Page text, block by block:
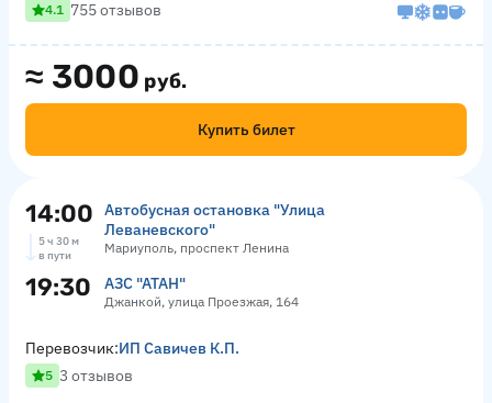
≈ 3000 руб.
Купить билет
4.1 755 отзывов
14:00
Автобусная остановка "Улица
Леваневского"
Мариуполь, проспект Ленина
5 ч 30 м
в пути
19:30 АЗС "АТАН"
Джанкой, улица Проезжая, 164
Перевозчик:ИП Савичев К.П.
5 3 отзывов